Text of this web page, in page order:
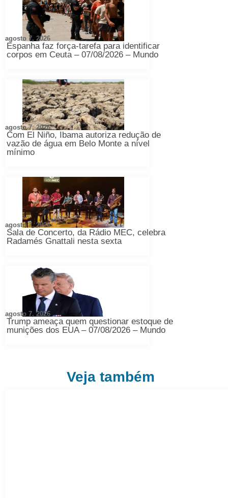
Espanha faz força-tarefa para identificar
corpos em Ceuta – 07/08/2026 – Mundo
agosto 7, 2026
Com El Niño, Ibama autoriza redução de
vazão de água em Belo Monte a nível
mínimo
agosto 7, 2026
Sala de Concerto, da Rádio MEC, celebra
Radamés Gnattali nesta sexta
agosto 7, 2026
Trump ameaça quem questionar estoque de
munições dos EUA – 07/08/2026 – Mundo
agosto 7, 2026
Veja também